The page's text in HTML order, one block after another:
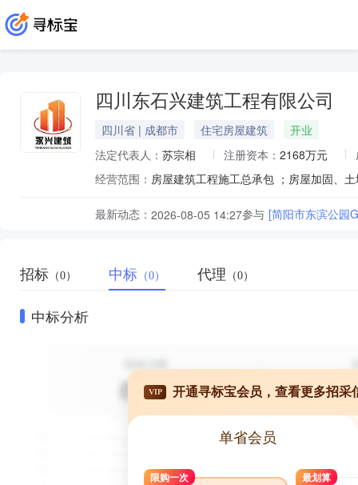
四川东石兴建筑工程有限公司
四川省 | 成都市 住宅房屋建筑
开业
法定代表人： 苏宗相 注册资本： 2168万元
经营范围：
最新动态： 2026-08-05 14:27参与 [简阳市东滨公园
招标 （0） 中标 （0） 代理 （0）
中标分析
VIP 开通寻标宝会员，查看更多招采
单省会员
限购一次 最划算